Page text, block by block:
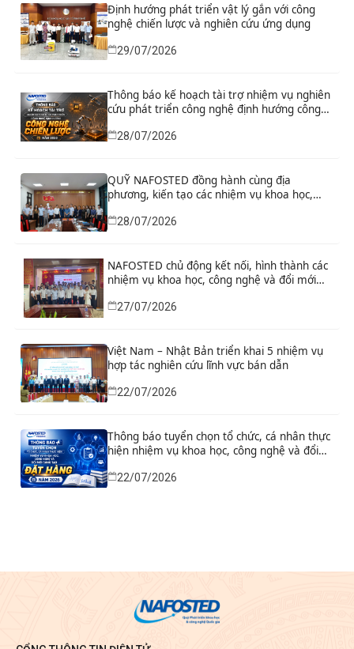
Định hướng phát triển vật lý gắn với công
nghệ chiến lược và nghiên cứu ứng dụng
29/07/2026
Thông báo kế hoạch tài trợ nhiệm vụ nghiên
cứu phát triển công nghệ định hướng công
nghệ chiến lược năm 2026
28/07/2026
QUỸ NAFOSTED đồng hành cùng địa
phương, kiến tạo các nhiệm vụ khoa học,
phát triển thực tiễn
28/07/2026
NAFOSTED chủ động kết nối, hình thành các
nhiệm vụ khoa học, công nghệ và đổi mới
Bình
27/07/2026
Việt Nam – Nhật Bản triển khai 5 nhiệm vụ
hợp tác nghiên cứu lĩnh vực bán dẫn
22/07/2026
Thông báo tuyển chọn tổ chức, cá nhân thực
hiện nhiệm vụ khoa học, công nghệ và đổi
22/07/2026